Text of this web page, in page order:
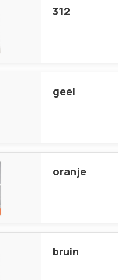
312
geel
oranje
bruin